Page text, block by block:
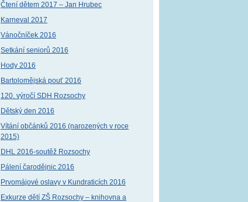
Čtení dětem 2017 – Jan Hrubec
Karneval 2017
Vánočníček 2016
Setkání seniorů 2016
Hody 2016
Bartolomějská pouť 2016
120. výročí SDH Rozsochy
Dětský den 2016
Vítání občánků 2016 (narozených v roce
2015)
DHL 2016-soutěž Rozsochy
Pálení čarodějnic 2016
Prvomájové oslavy v Kundraticích 2016
Exkurze dětí ZŠ Rozsochy – knihovna a